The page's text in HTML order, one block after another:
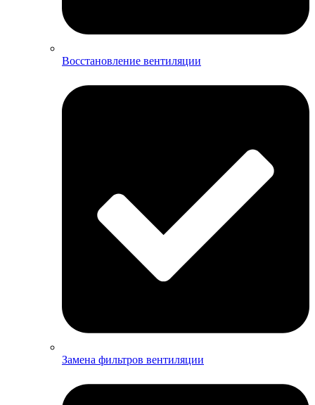
Восстановление вентиляции
Замена фильтров вентиляции